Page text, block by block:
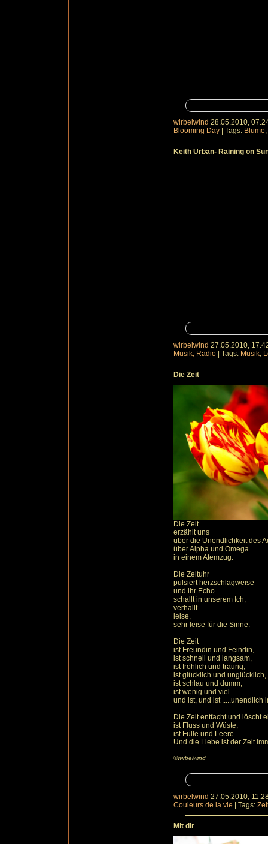
wirbelwind 28.05.2010,
Blooming Day
Tags: Blume,
Keith Urban- Raining on
wirbelwind 27.05.2010,
Musik, Radio
Tags: Musik,
Die Zeit
Die Zeit
erzählt uns
über die Unendlichkeit des
über Alpha und Omega
in einem Atemzug.
Die Zeituhr
pulsiert herzschlagweise
und ihr Echo
schallt in unserem Ich,
verhallt
leise,
sehr leise für die Sinne.
Die Zeit
ist Freundin und Feindin,
ist schnell und langsam,
ist fröhlich und traurig,
ist glücklich und unglücklich,
ist schlau und dumm,
ist wenig und viel
und ist, und ist .....unendlich
Die Zeit entfacht und löscht
ist Fluss und Wüste,
ist Fülle und Leere.
Und die Liebe ist der Zeit
©wirbelwind
wirbelwind 27.05.2010,
Couleurs de la vie
Tags:
Mit dir